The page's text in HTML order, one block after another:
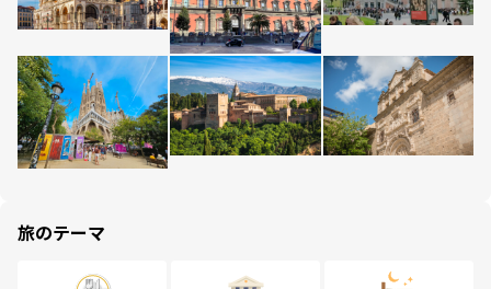
旅のテーマ